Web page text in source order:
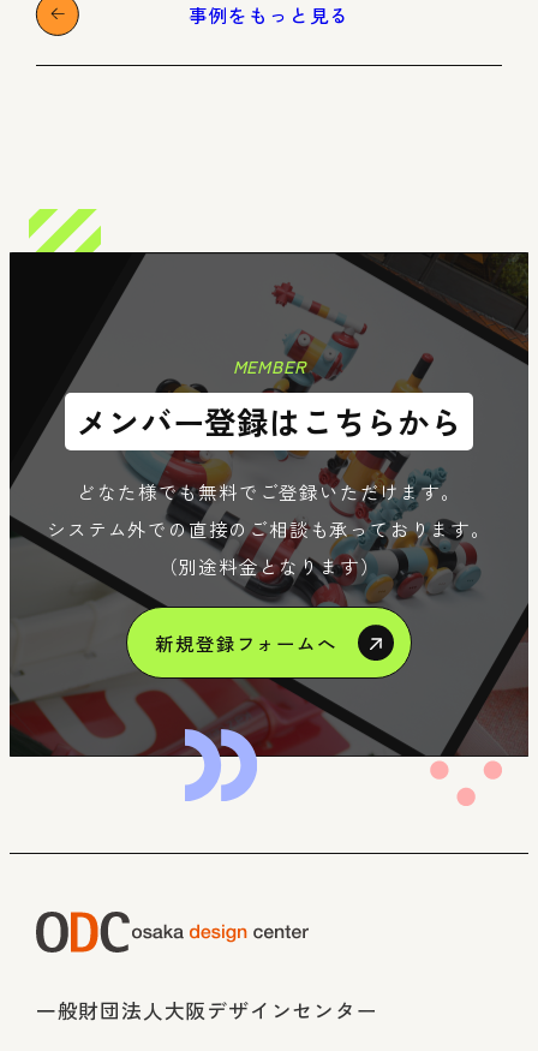
事例をもっと見る
MEMBER
メンバー登録はこちらから
どなた様でも無料でご登録いただけます。
システム外での直接のご相談も承っております。
（別途料金となります）
新規登録フォームへ
Member
一般財団法人大阪デザインセンター